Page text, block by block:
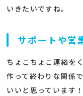
いきたいですね。
サポートや営
ちょこちょこ連絡を
作って終わりな関係
いいと思っています！